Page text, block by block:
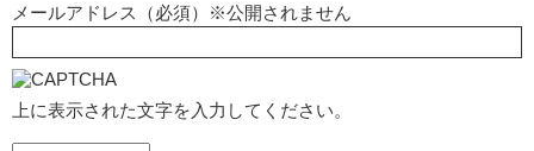
メールアドレス（必須）※公開されません
上に表示された文字を入力してください。